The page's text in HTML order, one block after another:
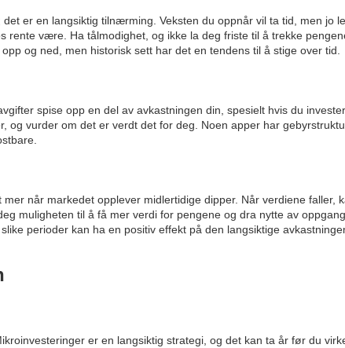
er en langsiktig tilnærming. Veksten du oppnår vil ta tid, men jo
være. Ha tålmodighet, og ikke la deg friste til å trekke
og ned, men historisk sett har det en tendens til å stige over tid.
spise opp en del av avkastningen din, spesielt hvis du
og vurder om det er verdt det for deg. Noen apper har
når markedet opplever midlertidige dipper. Når verdiene faller,
muligheten til å få mer verdi for pengene og dra nytte av
perioder kan ha en positiv effekt på den langsiktige
er en langsiktig strategi, og det kan ta år før du